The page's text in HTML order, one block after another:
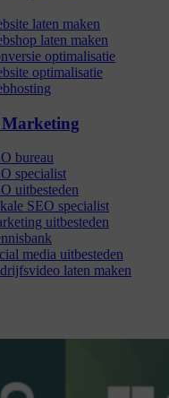
laten maken
laten maken
optimalisatie
optimalisatie
bureau
specialist
uitbesteden
SEO specialist
uitbesteden
media uitbesteden
laten maken